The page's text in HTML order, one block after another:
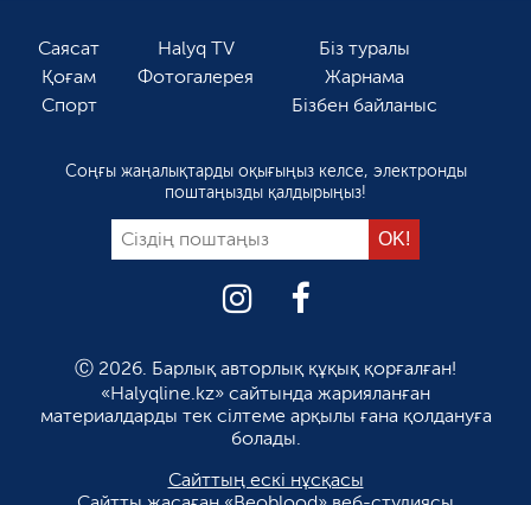
Саясат
Қоғам
Спорт
Halyq TV
Фотогалерея
Біз туралы
Жарнама
Бізбен байланыс
Соңғы жаңалықтарды оқығыңыз келсе, электронды
поштаңызды қалдырыңыз!
Ⓒ 2026. Барлық авторлық құқық қорғалған!
«Halyqline.kz» сайтында жарияланған
материалдарды тек сілтеме арқылы ғана қолдануға
болады.
Сайттың ескі нұсқасы